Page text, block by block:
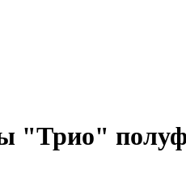
"Трио"